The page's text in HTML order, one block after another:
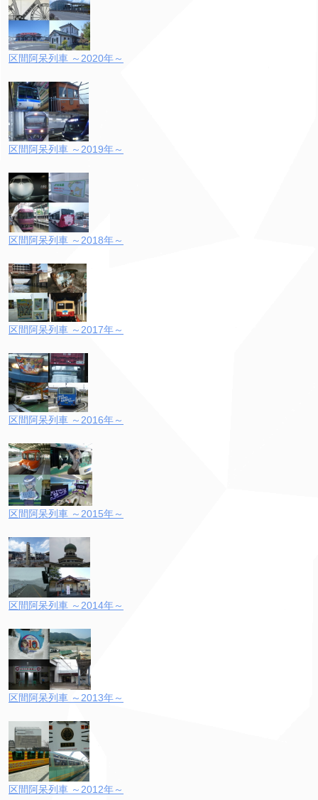
区間阿呆列車 ～2020年～
区間阿呆列車 ～2019年～
区間阿呆列車 ～2018年～
区間阿呆列車 ～2017年～
区間阿呆列車 ～2016年～
区間阿呆列車 ～2015年～
区間阿呆列車 ～2014年～
区間阿呆列車 ～2013年～
区間阿呆列車 ～2012年～